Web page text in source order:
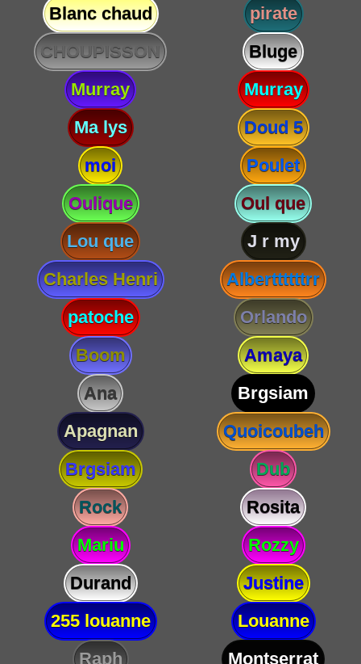
Blanc chaud
pirate
CHOUPISSON
Bluge
Murray
Murray
Ma lys
Doud 5
moi
Poulet
Oulique
Oul que
Lou que
J r my
Charles Henri
Alberttttttrr
patoche
Orlando
Boom
Amaya
Ana
Brgsiam
Apagnan
Quoicoubeh
Brgsiam
Dub
Rock
Rosita
Mariu
Rozzy
Durand
Justine
255 louanne
Louanne
Raph
Montserrat